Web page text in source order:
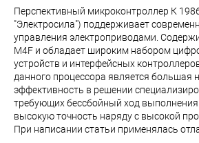
Перспективный микроконтроллер К
"Электросила") поддерживает
управления электроприводами.
M4F и обладает широким набором
устройств и интерфейсных
данного процессора является большая
эффективность в решении
требующих бессбойный ход
высокую точность наряду с высокой
При написании статьи применялась